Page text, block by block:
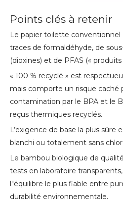
Points clés à retenir
Le papier toilette
traces de formaldéhyde, de
(dioxines) et de PFAS («
« 100 % recyclé » est
mais comporte un risque caché
contamination par le BPA et le
reçus thermiques recyclés.
L’exigence de base la plus sûre
blanchi ou totalement sans
Le bambou biologique de
tests en laboratoire
l"équilibre le plus fiable entre
durabilité environnementale.